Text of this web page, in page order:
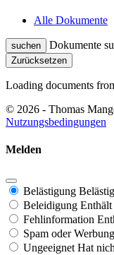
Alle Dokumente
suchen Dokumente
Zurücksetzen
Loading documents
© 2026 - Thomas
Nutzungsbedingungen
Melden
Belästigung
Beleidigung Enthält
Fehlinformation
Spam oder Werbung
Ungeeignet Hat